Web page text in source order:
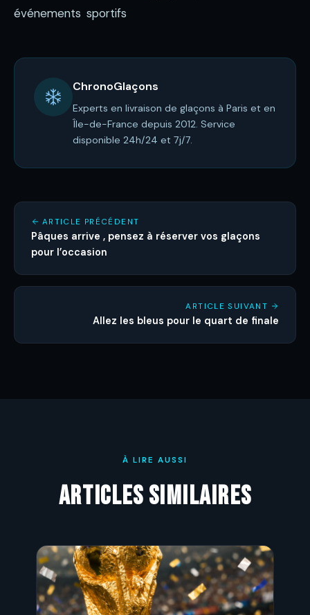
événements sportifs
ChronoGlaçons
Experts en livraison de glaçons à Paris et en
Île-de-France depuis 2012. Service
disponible 24h/24 et 7j/7.
ARTICLE PRÉCÉDENT
Pâques arrive , pensez à réserver vos glaçons
pour l’occasion
ARTICLE SUIVANT
Allez les bleus pour le quart de finale
À LIRE AUSSI
Articles similaires